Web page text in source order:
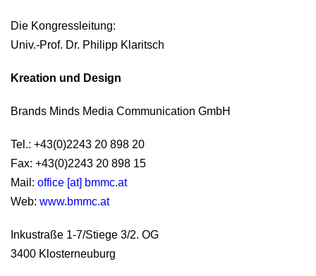
Die Kongressleitung:
Univ.-Prof. Dr. Philipp Klaritsch
Kreation und Design
Brands Minds Media Communication GmbH
Tel.: +43(0)2243 20 898 20
Fax: +43(0)2243 20 898 15
Mail: office [at] bmmc.at
Web: www.bmmc.at
Inkustraße 1-7/Stiege 3/2. OG
3400 Klosterneuburg